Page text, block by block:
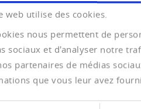
web utilise des cookies.
nous permettent de
sociaux et d'analyser notre
partenaires de médias
que vous leur avez